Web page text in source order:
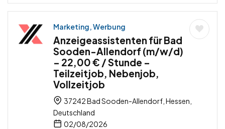
Marketing, Werbung
Anzeigeassistenten für Bad
Sooden-Allendorf (m/w/d)
– 22,00 € / Stunde –
Teilzeitjob, Nebenjob,
Vollzeitjob
37242 Bad Sooden-Allendorf, Hessen,
Deutschland
02/08/2026